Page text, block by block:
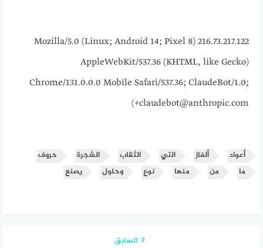
216.73.217.122 Mozilla/5.0 (Linux; Android 14; Pixel 8)
AppleWebKit/537.36 (KHTML, like Gecko)
Chrome/131.0.0.0 Mobile Safari/537.36; ClaudeBot/1.0;
+claudebot@anthropic.com)
أعواد ألغاز التي الثقاب الشجرة
حروف
ما
من منها نوع وحلول يصنع
السابق